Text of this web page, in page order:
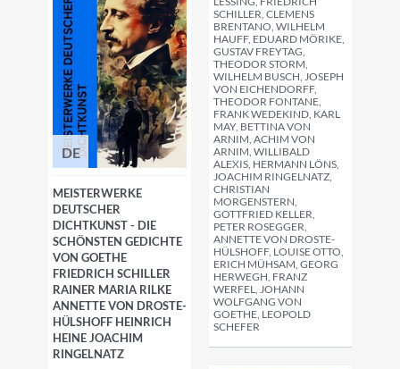
SCHILLER, CLEMENS
BRENTANO, WILHELM
HAUFF, EDUARD MÖRIKE,
GUSTAV FREYTAG,
THEODOR STORM,
WILHELM BUSCH, JOSEPH
VON EICHENDORFF,
THEODOR FONTANE,
FRANK WEDEKIND, KARL
MAY, BETTINA VON
ARNIM, ACHIM VON
ARNIM, WILLIBALD
ALEXIS, HERMANN LÖNS,
JOACHIM RINGELNATZ,
CHRISTIAN
MORGENSTERN,
GOTTFRIED KELLER,
PETER ROSEGGER,
ANNETTE VON DROSTE-
HÜLSHOFF, LOUISE OTTO,
ERICH MÜHSAM, GEORG
HERWEGH, FRANZ
WERFEL, JOHANN
WOLFGANG VON
GOETHE, LEOPOLD
SCHEFER
DE
MEISTERWERKE
DEUTSCHER
DICHTKUNST - DIE
SCHÖNSTEN GEDICHTE
VON GOETHE
FRIEDRICH SCHILLER
RAINER MARIA RILKE
ANNETTE VON DROSTE-
HÜLSHOFF HEINRICH
HEINE JOACHIM
RINGELNATZ